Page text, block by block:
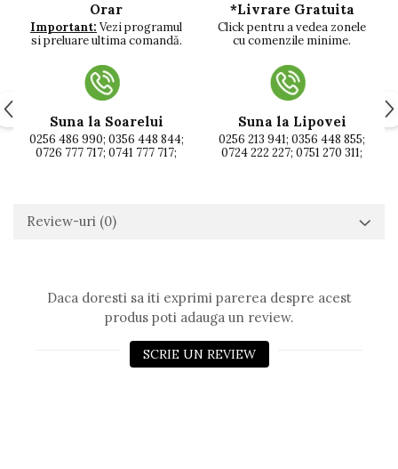
Orar
Important: Vezi programul
si preluare ultima comandă.
*Livrare Gratuita
Click pentru a vedea zonele
cu comenzile minime.
Suna la Soarelui
0256 486 990; 0356 448 844;
0726 777 717; 0741 777 717;
Suna la Lipovei
0256 213 941; 0356 448 855;
0724 222 227; 0751 270 311;
Review-uri (0)
Daca doresti sa iti exprimi parerea despre acest
produs poti adauga un review.
SCRIE UN REVIEW